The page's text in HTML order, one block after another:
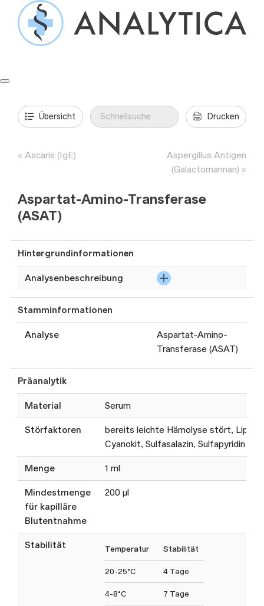
Springe
Inhalt
Übersicht Drucken
Ascaris (IgE)
Aspergillus Antigen
(Galactomannan)
Aspartat-Amino-Transferase
(ASAT)
Hintergrundinformationen
Analysenbeschreibung
Die Bestimmung
ASAT im Serum ist
essenziell zur
Überwachung und
Lebererkrankungen,
einschliesslich
Hepatitis,
Leberzirrhose und
Zellschädigungen
freigesetzt und
dienen als
Stamminformationen
Analyse
Aspartat-Amino-
Transferase (ASAT)
Präanalytik
Material Serum
Störfaktoren
bereits leichte Hämolyse stört,
Cyanokit, Sulfasalazin, Sulfapyridin
Menge 1 ml
Mindestmenge
für kapilläre
Blutentnahme
200 µl
Stabilität Temperatur Stabilität
20-25°C 4 Tage
4-8°C 7 Tage